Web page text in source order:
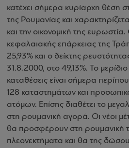
κατέχει σήμερα κυρίαρχη θέση
της Ρουμανίας και
και την οικονομική της ευρωστία.
κεφαλαιακής επάρκειας της
25,93% και ο δείκτης
31.8.2000, στο 49,13%. To
καταθέσεις είναι σήμερα
128 καταστημάτων και
ατόμων. Επίσης διαθέτει το
στη ρουμανική αγορά. Οι νέοι
θα προσφέρουν στη ρουμανική
πλεονεκτήματα και θα της